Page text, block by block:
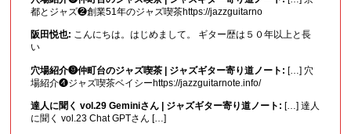
都とジャズ❷創業51年のジャズ喫茶https://jazzguitarno
阪田悦也: こんにちは。はじめまして。 ギター歴は５０年以上と長
い
穴場紹介❾仲町台のジャズ喫茶 | ジャズギター寄り道ノート: […] 穴
場紹介❹ジャズ喫茶ベイシーhttps://jazzguitarnote.info/
達人に聞く vol.29 Geminiさん | ジャズギター寄り道ノート: […] 達人
に聞く vol.23 Chat GPTさん […]